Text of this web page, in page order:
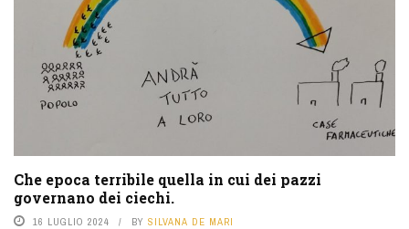
Che epoca terribile quella in cui dei pazzi
governano dei ciechi.
16 LUGLIO 2024 BY SILVANA DE MARI